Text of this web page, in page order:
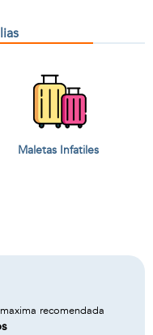
Maletas Infatiles
recomendada